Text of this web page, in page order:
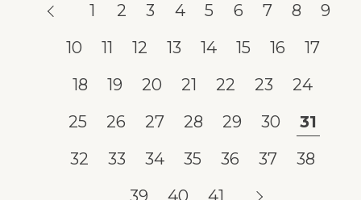
1 2 3 4 5 6 7 8
9
10
11 12 13 14 15 16
17
18
19 20 21 22 23
24
25
26 27 28 29 30
31
32
33 34 35 36 37
38